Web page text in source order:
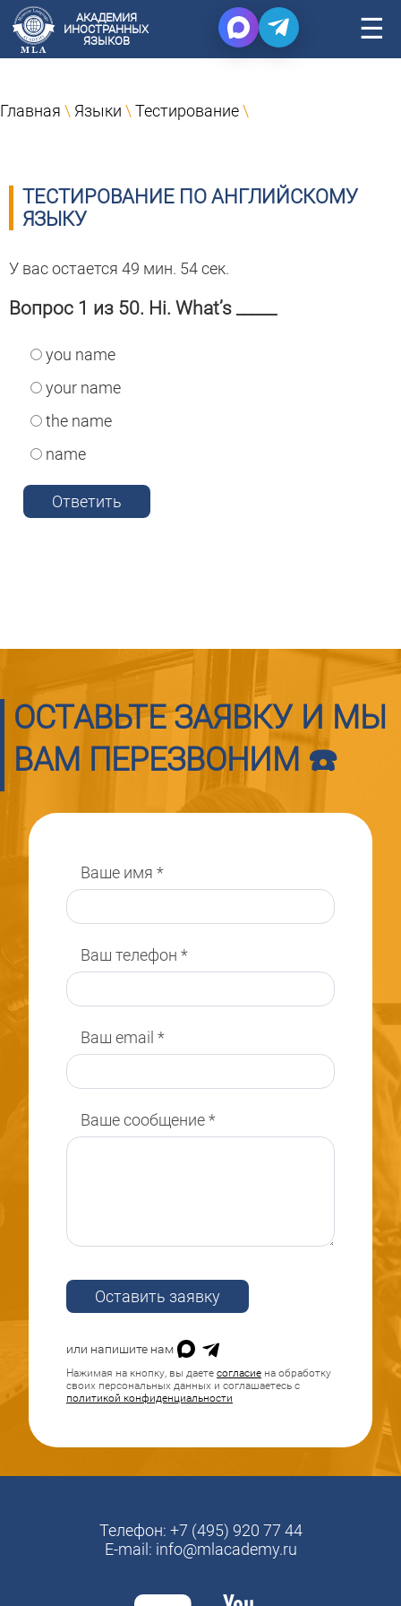
АКАДЕМИЯ
ИНОСТРАННЫХ
ЯЗЫКОВ
☰
Главная \ Языки \ Тестирование\
ТЕСТИРОВАНИЕ ПО АНГЛИЙСКОМУ
ЯЗЫКУ
У вас остается 49 мин. 54 сек.
Вопрос 1 из 50. Hi. What’s _____
you name
your name
the name
name
Ответить
ОСТАВЬТЕ ЗАЯВКУ И МЫ
ВАМ ПЕРЕЗВОНИМ ☎️
Ваше имя *
Ваш телефон *
Ваш email *
Ваше сообщение*
Оставить заявку
или напишите нам
Нажимая на кнопку, вы даете согласие на обработку
своих персональных данных и соглашаетесь с
политикой конфиденциальности
Телефон: +7 (495) 920 77 44
E-mail: info@mlacademy.ru